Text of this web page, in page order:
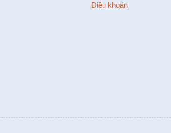
Điều khoản